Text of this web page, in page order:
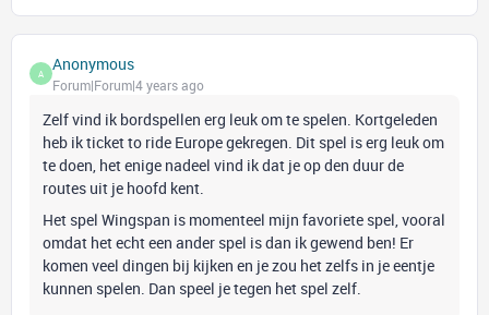
A Anonymous
Forum|Forum|4 years ago
Zelf vind ik bordspellen erg leuk om te spelen. Kortgeleden
heb ik ticket to ride Europe gekregen. Dit spel is erg leuk om
te doen, het enige nadeel vind ik dat je op den duur de
routes uit je hoofd kent.
Het spel Wingspan is momenteel mijn favoriete spel, vooral
omdat het echt een ander spel is dan ik gewend ben! Er
komen veel dingen bij kijken en je zou het zelfs in je eentje
kunnen spelen. Dan speel je tegen het spel zelf.